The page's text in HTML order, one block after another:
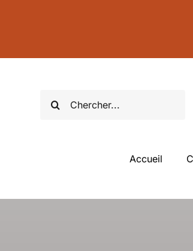
Rechercher:
Accueil